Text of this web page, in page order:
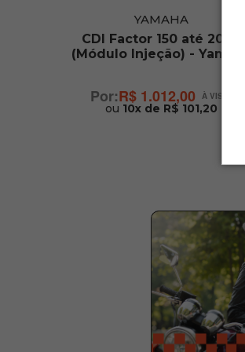
YAMAHA
CDI Factor 150 até 2024
(Módulo Injeção) - Yamaha
R$ 1.012,00
ou 10x de R$ 101,20